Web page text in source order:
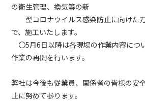
の衛生管理、換気等の新
型コロナウイルス感染防止に向けた
で、施工いたします。
〇5月6日以降は各現場の作業内容につ
作業の再開を行います。
弊社は今後も従業員、関係者の皆様の安
止に努めて参ります。